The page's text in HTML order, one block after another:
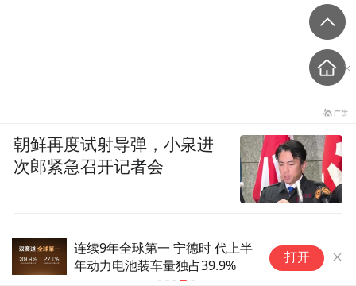
连续9年全球第一 宁德时 代上半
年动力电池装车量独占39.9%
打开
朝鲜再度试射导弹，小泉进
次郎紧急召开记者会